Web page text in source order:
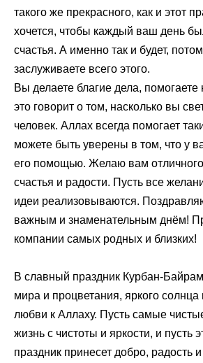
такого же прекрасного, как и этот
хочется, чтобы каждый ваш день
счастья. А именно так и будет,
заслуживаете всего этого.
Вы делаете благие дела,
это говорит о том, насколько вы
человек. Аллах всегда помогает
можете быть уверены в том, что у
его помощью. Желаю вам
счастья и радости. Пусть все
идеи реализовываются.
важным и знаменательным днём!
компании самых родных и близких!
В славный праздник Курбан-
мира и процветания, яркого
любви к Аллаху. Пусть самые
жизнь с чистоты и яркости, и пусть
праздник принесет добро, радость